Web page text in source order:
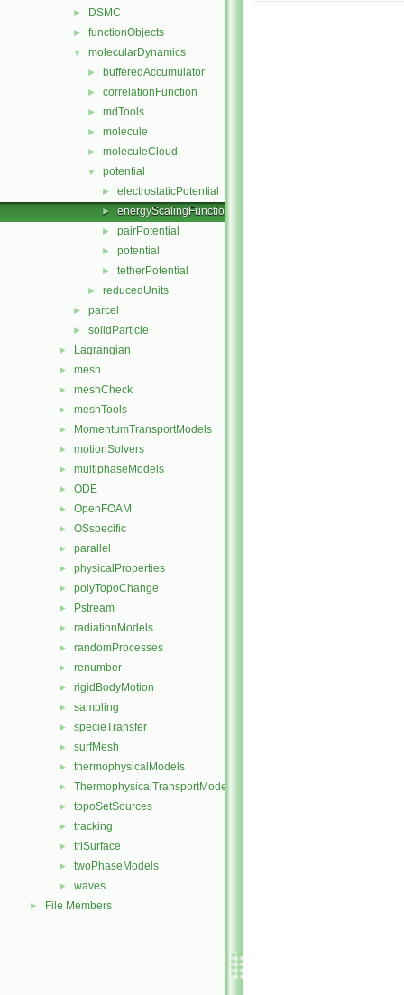
► DSMC
► functionObjects
▼ molecularDynamics
► bufferedAccumulator
► correlationFunction
► mdTools
► molecule
► moleculeCloud
▼ potential
► electrostaticPotential
► energyScalingFunction
► pairPotential
► potential
► tetherPotential
► reducedUnits
► parcel
► solidParticle
► Lagrangian
► mesh
► meshCheck
► meshTools
► MomentumTransportModels
► motionSolvers
► multiphaseModels
► ODE
► OpenFOAM
► OSspecific
► parallel
► physicalProperties
► polyTopoChange
► Pstream
► radiationModels
► randomProcesses
► renumber
► rigidBodyMotion
► sampling
► specieTransfer
► surfMesh
► thermophysicalModels
► ThermophysicalTransportModels
► topoSetSources
► tracking
► triSurface
► twoPhaseModels
► waves
► File Members